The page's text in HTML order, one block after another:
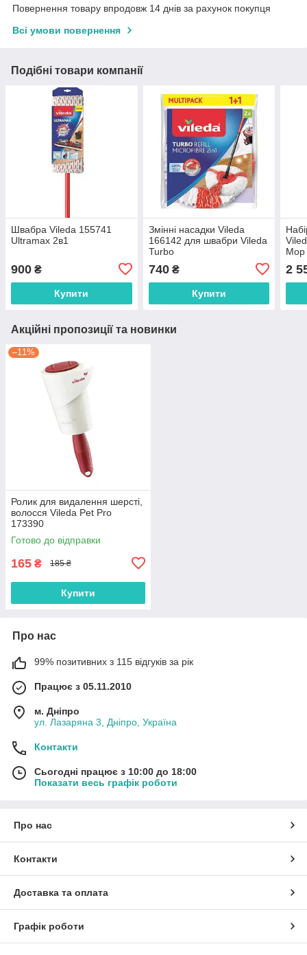
Повернення товару впродовж 14 днів за рахунок покупця
Всі умови повернення
Подібні товари компанії
Швабра Vileda 155741
Ultramax 2в1
900 ₴
Купити
Змінні насадки Vileda
166142 для швабри Vileda
Turbo
740₴
Купити
2
Акційні пропозиції та новинки
–11%
Ролик для видалення шерсті,
волосся Vileda Pet Pro
173390
Готово до відправки
165 ₴ 185 ₴
Купити
Про нас
99% позитивних з 115 відгуків за рік
Працює з 05.11.2010
м. Дніпро
ул. Лазаряна 3, Дніпро, Україна
Контакти
Сьогодні працює з 10:00 до 18:00
Показати весь графік роботи
Про нас
Контакти
Доставка та оплата
Графік роботи